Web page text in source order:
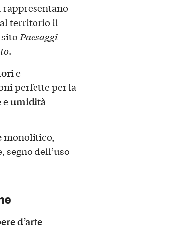
rappresentano
territorio il
Paesaggi
.
e
perfette per la
eumidità
monolitico,
segno dell’uso
d’arte